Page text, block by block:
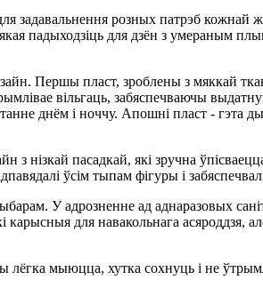
розных патрэб кожнай
падыходзіць для дзён з
Першы пласт, зроблены з мяккай
вільгаць, забяспечваючы
днём і ноччу. Апошні пласт - гэта
нізкай пасадкай, які зручна
ўсім тыпам фігуры і
У адрозненне ад аднаразовых
для навакольнага асяроддзя,
мыюцца, хутка сохнуць і не